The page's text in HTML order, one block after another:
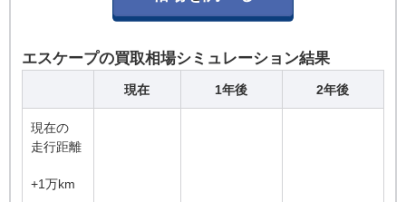
エスケープの買取相場シミュレーション結果
現在 1年後 2年後
現在の
走行距離
+1万km